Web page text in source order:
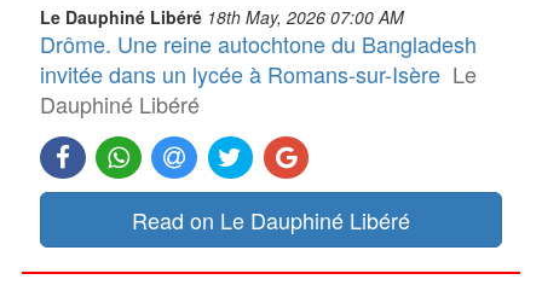
Le Dauphiné Libéré 18th May, 2026 07:00 AM
Drôme. Une reine autochtone du Bangladesh
invitée dans un lycée à Romans-sur-Isère Le
Dauphiné Libéré
Read on Le Dauphiné Libéré